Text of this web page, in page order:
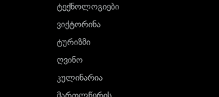
ტექნოლოგიები
ვიქტორინა
ტურიზმი
ღვინო
კულინარია